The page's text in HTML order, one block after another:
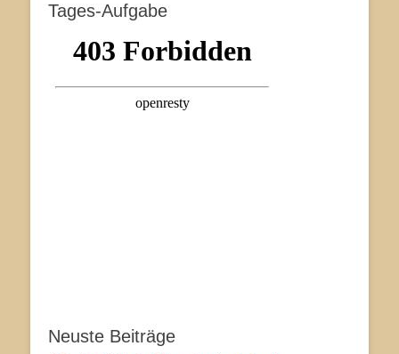
Tages-Aufgabe
Neuste Beiträge